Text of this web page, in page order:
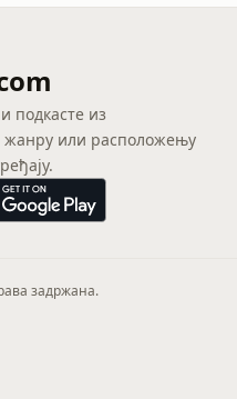
подкасте из
жанру или расположењу
задржана.